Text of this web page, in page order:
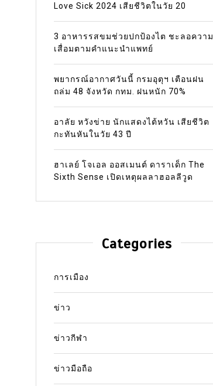
Love Sick 2024 เสียชีวิตในวัย 20
3 อาหารรสขมช่วยปกป้องไต ชะลอความ
เสื่อมตามคำแนะนำแพทย์
พยากรณ์อากาศวันนี้ กรมอุตุฯ เตือนฝน
ถล่ม 48 จังหวัด กทม. ฝนหนัก 70%
อาลัย หวังข่าย นักแสดงไต้หวัน เสียชีวิต
กะทันหันในวัย 43 ปี
ฮาเลย์ โจเอล ออสเมนต์ ดาราเด็ก The
Sixth Sense เปิดเหตุผลลาฮอลลีวูด
Categories
การเมือง
ข่าว
ข่าวกีฬา
ข่าวมือถือ